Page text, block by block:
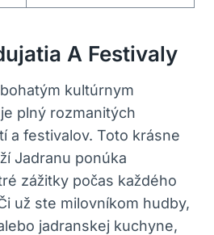
A Festivaly
kultúrnym
plný rozmanitých
a festivalov. Toto krásne
Jadranu ponúka
zážitky počas každého
už ste milovníkom hudby,
jadranskej kuchyne,